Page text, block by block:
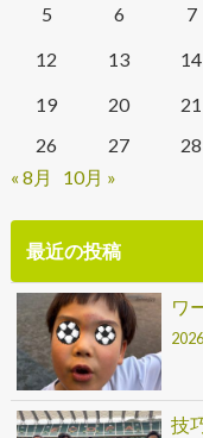
5
6 7
12
13 14
19
20 21
26
27 28
« 8月
10月 »
最近の投稿
ワ
技